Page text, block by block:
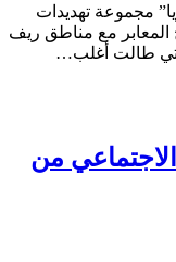
مجموعة تهديدات
مع مناطق ريف
طالت أغلب…
من